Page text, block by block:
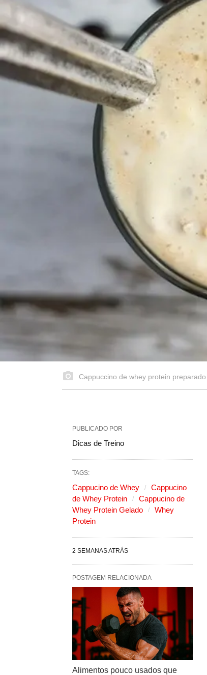
Cappuccino de whey protein
PUBLICADO POR
Dicas de Treino
TAGS:
Cappucino de Whey
Cappucino
de Whey Protein
Cappucino de
Whey Protein Gelado
Whey
Protein
2 SEMANAS ATRÁS
POSTAGEM RELACIONADA
Alimentos pouco usados que